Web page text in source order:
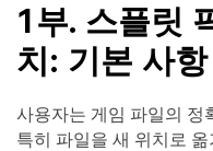
1부. 스플릿
치: 기본 사항
사용자는 게임 파일의 정
특히 파일을 새 위치로